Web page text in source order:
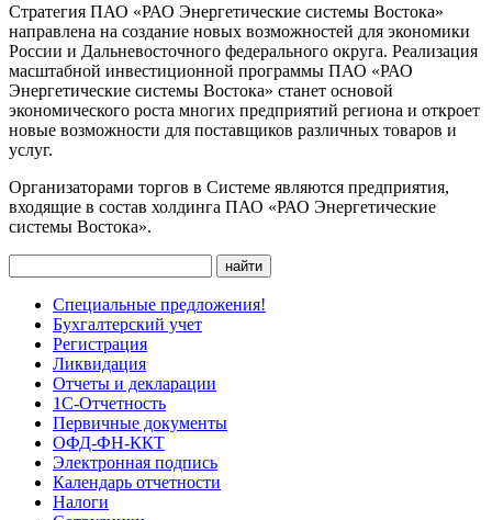
Стратегия ПАО «РАО Энергетические системы Востока»
направлена на создание новых возможностей для экономики
России и Дальневосточного федерального округа. Реализация
масштабной инвестиционной программы ПАО «РАО
Энергетические системы Востока» станет основой
экономического роста многих предприятий региона и откроет
новые возможности для поставщиков различных товаров и
услуг.
Организаторами торгов в Системе являются предприятия,
входящие в состав холдинга ПАО «РАО Энергетические
системы Востока».
Специальные предложения!
Бухгалтерский учет
Регистрация
Ликвидация
Отчеты и декларации
1С-Отчетность
Первичные документы
ОФД-ФН-ККТ
Электронная подпись
Календарь отчетности
Налоги